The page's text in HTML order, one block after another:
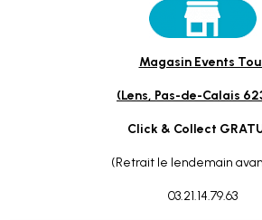
Magasin Events
(Lens, Pas-de-Calais
Click & Collect
(Retrait le lendemain
03.21.14.79.63